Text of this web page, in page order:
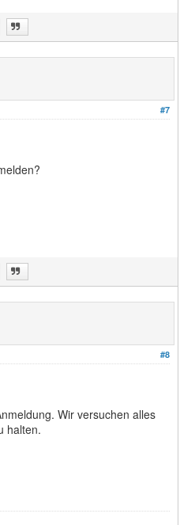
#7
#8
Wir versuchen alles
halten.